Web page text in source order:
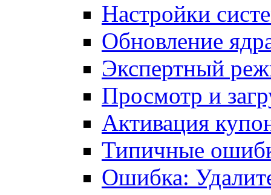
Настройки
Обновление
Экспертный
Просмотр и
Активация
Типичные
Ошибка: